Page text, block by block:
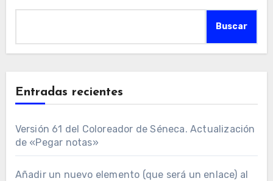
Buscar
Entradas recientes
Versión 61 del Coloreador de Séneca. Actualización
de «Pegar notas»
Añadir un nuevo elemento (que será un enlace) al